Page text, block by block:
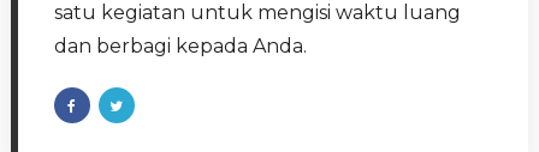
satu kegiatan untuk mengisi waktu luang
dan berbagi kepada Anda.